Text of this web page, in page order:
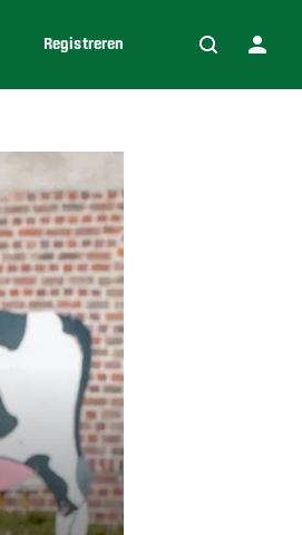
Registreren